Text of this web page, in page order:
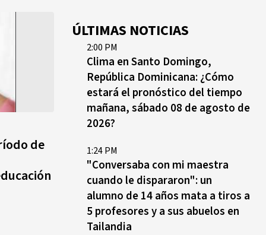
de
¿Sabes quién es Liranyi
dominicana que rompió un
récord de casi 30 años
Así va el medallero: RD sube al
ÚLTIMAS NOTICIAS
2:00 PM
Clima en Santo Domingo,
República Dominicana: ¿Cómo
estará el pronóstico del tiempo
mañana, sábado 08 de agosto de
2026?
1:24 PM
"Conversaba con mi maestra
cuando le dispararon": un
alumno de 14 años mata a tiros a
5 profesores y a sus abuelos en
Tailandia